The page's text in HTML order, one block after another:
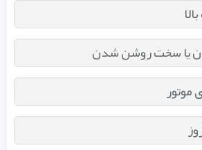
سخت روشن شدن